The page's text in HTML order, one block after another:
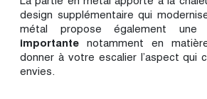
design supplémentaire qui
métal propose également une
importante notamment en
donner à votre escalier l’aspect qui
envies.